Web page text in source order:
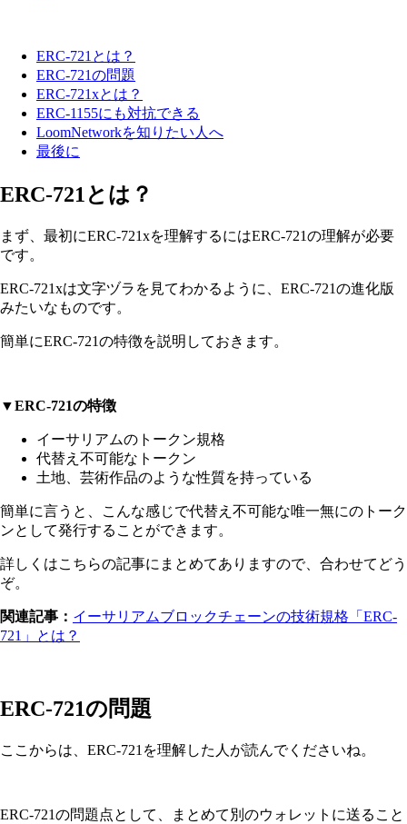
ERC-721とは？
ERC-721の問題
ERC-721xとは？
ERC-1155にも対抗できる
LoomNetworkを知りたい人へ
最後に
ERC-721とは？
まず、最初にERC-721xを理解するにはERC-721の理解が必要
です。
ERC-721xは文字ヅラを見てわかるように、ERC-721の進化版
みたいなものです。
簡単にERC-721の特徴を説明しておきます。
▼ERC-721の特徴
イーサリアムのトークン規格
代替え不可能なトークン
土地、芸術作品のような性質を持っている
簡単に言うと、こんな感じで代替え不可能な唯一無にのトーク
ンとして発行することができます。
詳しくはこちらの記事にまとめてありますので、合わせてどう
ぞ。
関連記事： イーサリアムブロックチェーンの技術規格「ERC-
721」とは？
ERC-721の問題
ここからは、ERC-721を理解した人が読んでくださいね。
ERC-721の問題点として、まとめて別のウォレットに送ること